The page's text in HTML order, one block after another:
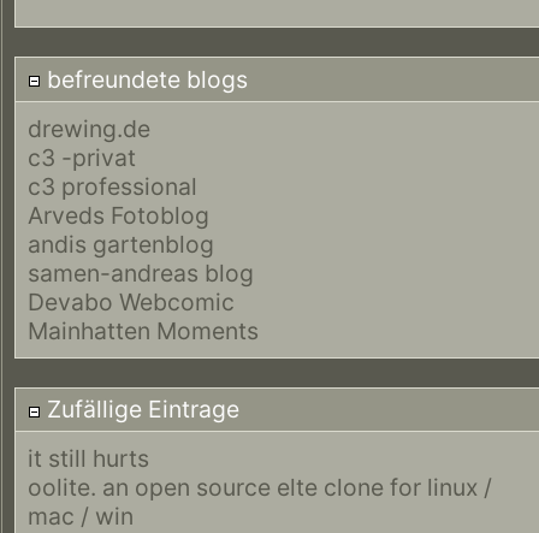
befreundete blogs
drewing.de
c3 -privat
c3 professional
Arveds Fotoblog
andis gartenblog
samen-andreas blog
Devabo Webcomic
Mainhatten Moments
Zufällige Eintrage
it still hurts
oolite. an open source elte clone for linux /
mac / win